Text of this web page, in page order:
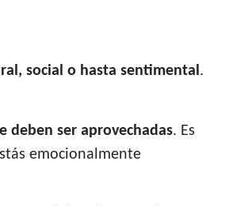
social o hasta sentimental.
deben ser aprovechadas. Es
emocionalmente